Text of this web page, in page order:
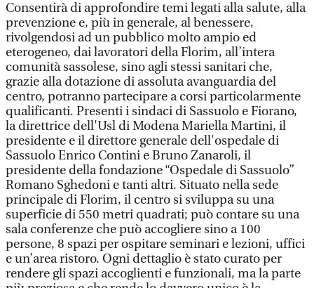
Consentirà di approfondire temi legati alla salute, alla
prevenzione e, più in generale, al benessere,
rivolgendosi ad un pubblico molto ampio ed
eterogeneo, dai lavoratori della Florim, all’intera
comunità sassolese, sino agli stessi sanitari che,
grazie alla dotazione di assoluta avanguardia del
centro, potranno partecipare a corsi particolarmente
qualificanti. Presenti i sindaci di Sassuolo e Fiorano,
la direttrice dell'Usl di Modena Mariella Martini, il
presidente e il direttore generale dell'ospedale di
Sassuolo Enrico Contini e Bruno Zanaroli, il
presidente della fondazione “Ospedale di Sassuolo”
Romano Sghedoni e tanti altri. Situato nella sede
principale di Florim, il centro si sviluppa su una
superficie di 550 metri quadrati; può contare su una
sala conferenze che può accogliere sino a 100
persone, 8 spazi per ospitare seminari e lezioni, uffici
e un’area ristoro. Ogni dettaglio è stato curato per
rendere gli spazi accoglienti e funzionali, ma la parte